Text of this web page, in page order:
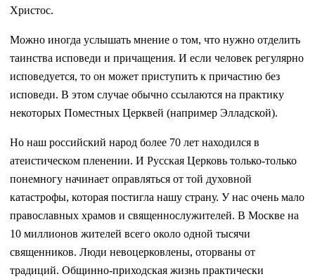
Христос.
Можно иногда услышать мнение о том, что нужно отделить
таинства исповеди и причащения. И если человек регулярно
исповедуется, то он может приступить к причастию без
исповеди. В этом случае обычно ссылаются на практику
некоторых Поместных Церквей (например Элладской).
Но наш российский народ более 70 лет находился в
атеистическом пленении. И Русская Церковь только-только
понемногу начинает оправляться от той духовной
катастрофы, которая постигла нашу страну. У нас очень мало
православных храмов и священнослужителей. В Москве на
10 миллионов жителей всего около одной тысячи
священников. Люди невоцерковлены, оторваны от
традиций. Общинно-приходская жизнь практически